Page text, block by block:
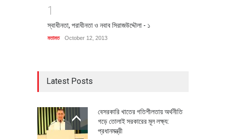
1
স্বাধীনতা, পরাধীনতা ও নবাব সিরাজউদ্দৌলা - ১
মতামত October 12, 2013
Latest Posts
বেসরকারি খাতের গতিশীলতায় অর্থনীতি
গড়ে তোলাই সরকারের মূল লক্ষ্য:
প্রধানমন্ত্রী